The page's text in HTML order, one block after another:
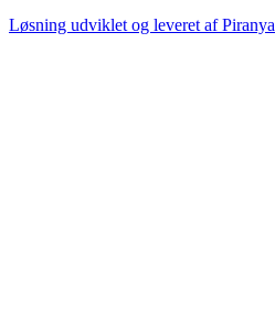
Løsning udviklet og leveret afPiranya